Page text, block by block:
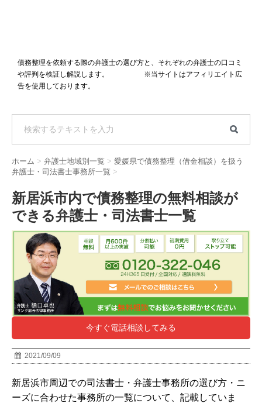
債務整理を依頼する際の弁護士の選び方と、それぞれの弁護士の口コミ
や評判を検証し解説します。 ※当サイトはアフィリエイト広
告を使用しております。
ホーム > 弁護士地域別一覧 > 愛媛県で債務整理（借金相談）を扱う
弁護士・司法書士事務所一覧 >
新居浜市内で債務整理の無料相談が
できる弁護士・司法書士一覧
今すぐ電話相談してみる
2021/09/09
新居浜市周辺での司法書士・弁護士事務所の選び方・ニ
ーズに合わせた事務所の一覧について、記載していま